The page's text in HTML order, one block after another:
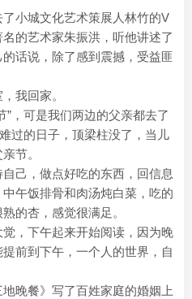
了小城文化艺术策展人林竹的V
的艺术家朱振洪，听他讲述了
话说，除了感到震撼，受益匪
我回家。
”，可是我们两边的父亲都去了
过的日子，顶梁柱没了，当儿
节。
己，做点好吃的东西，回信息
午饭排骨和肉汤炖白菜，吃的
的杏，感觉很满足。
，下午起来开始阅读，因为晚
提前到下午，一个人的世界，自
晚餐》写了百姓家庭的婚姻上